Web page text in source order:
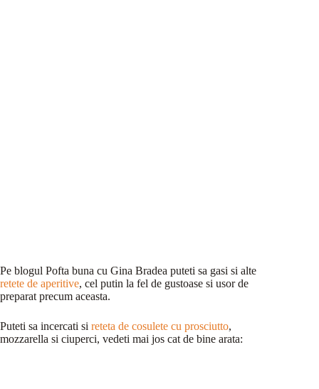
Pe blogul Pofta buna cu Gina Bradea puteti sa gasi si alte
retete de aperitive, cel putin la fel de gustoase si usor de
preparat precum aceasta.
Puteti sa incercati si reteta de cosulete cu prosciutto,
mozzarella si ciuperci, vedeti mai jos cat de bine arata: